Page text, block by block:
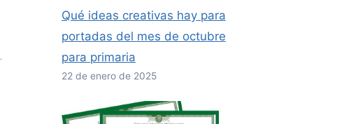
Qué ideas creativas hay para
portadas del mes de octubre
para primaria
22 de enero de 2025